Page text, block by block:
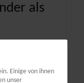
als
Einige von ihnen
unser